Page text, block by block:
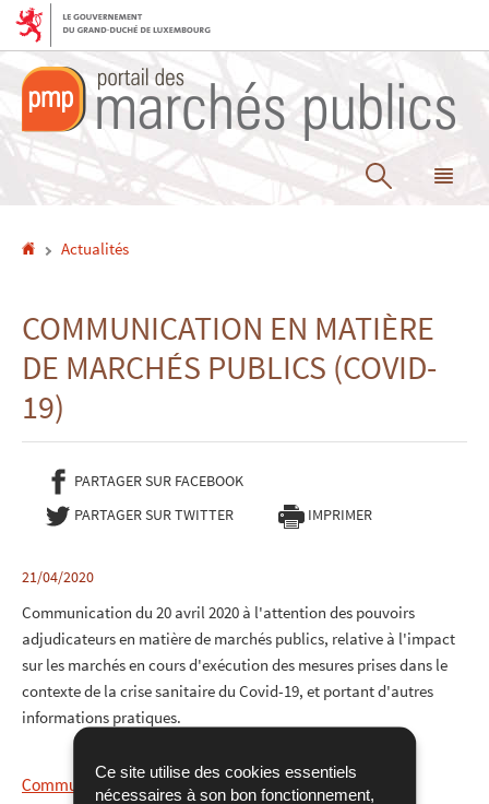
Ce site utilise des cookies essentiels
nécessaires à son bon fonctionnement,
Aller
navigation
Aller
contenu
Accueil
Actualités
COMMUNICATION EN MATIÈRE
DE MARCHÉS PUBLICS (COVID-
19)
PARTAGER SUR FACEBOOK- NOUVELLE FENÊTRE
PARTAGER SUR TWITTER- NOUVELLE FENÊTRE
IMPRIMER
21/04/2020
Communication du 20 avril 2020 à l'attention des pouvoirs
adjudicateurs en matière de marchés publics, relative à l'impact
sur les marchés en cours d'exécution des mesures prises dans le
contexte de la crise sanitaire du Covid-19, et portant d'autres
informations pratiques.
Communication du 20 avril 2020 (PDF)